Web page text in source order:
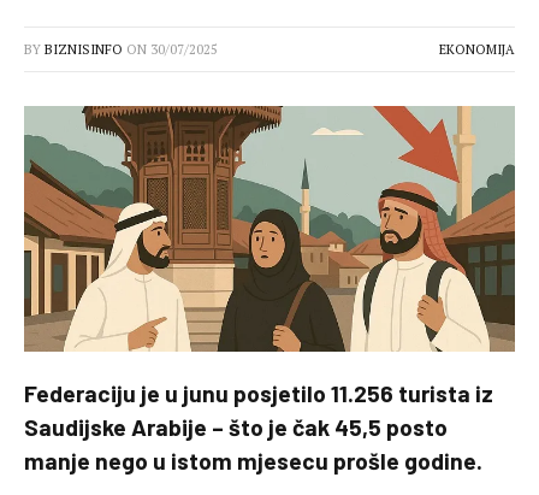
BY BIZNISINFO ON 30/07/2025 EKONOMIJA
Federaciju je u junu posjetilo 11.256 turista iz
Saudijske Arabije – što je čak 45,5 posto
manje nego u istom mjesecu prošle godine.